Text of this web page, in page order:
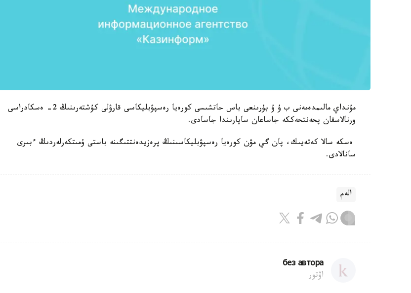
مۇنداي مالىمدەمەنى ب ۇ ۇ بۇرىنعى باس حاتشىسى كورەيا رەسپۋبليكاسى قارۋلى كۇشتەرىنىڭ 2- ەسكادراسى
ورنالاسقان پحەنتحەككە جاساعان ساپارىندا جاسادى.
ەسكە سالا كەتەيىك، پان گي مۋن كورەيا رەسپۋبليكاسىنىڭ پرەزيدەنتتىگىنە باستى ۇمىتكەرلەردىڭ ءبىرى
سانالادى.
الەم
без автора
اۆتور